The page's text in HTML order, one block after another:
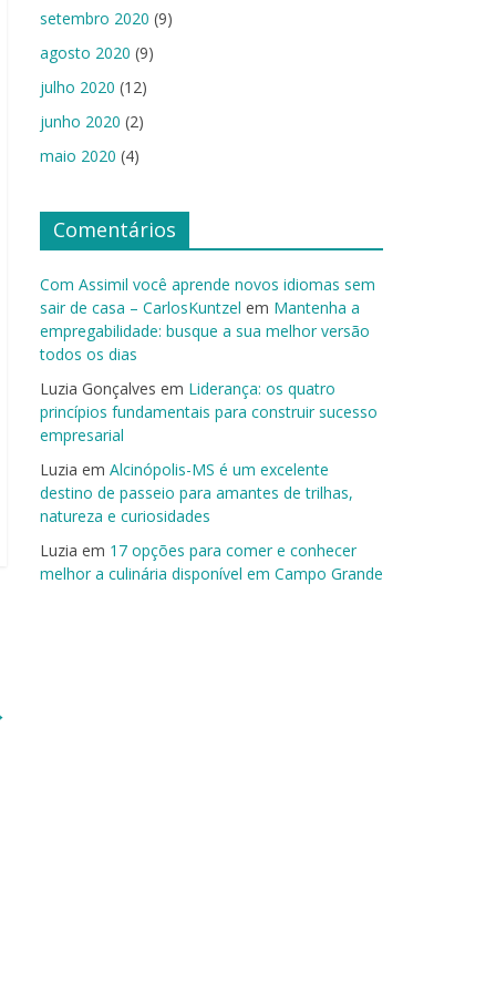
setembro 2020 (9)
agosto 2020 (9)
julho 2020 (12)
junho 2020 (2)
maio 2020 (4)
Comentários
Com Assimil você aprende novos idiomas sem
sair de casa – CarlosKuntzel em Mantenha a
empregabilidade: busque a sua melhor versão
todos os dias
Luzia Gonçalves em Liderança: os quatro
princípios fundamentais para construir sucesso
empresarial
Luzia em Alcinópolis-MS é um excelente
destino de passeio para amantes de trilhas,
natureza e curiosidades
Luzia em 17 opções para comer e conhecer
melhor a culinária disponível em Campo Grande